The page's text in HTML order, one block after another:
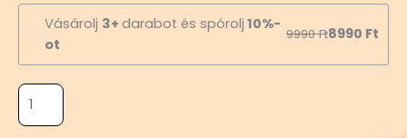
Vásárolj 3+ darabot és spórolj 10%-
ot
9990Ft8990 Ft